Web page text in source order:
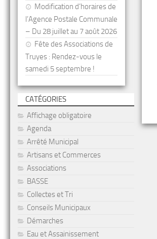
Modification d’horaires de
l’Agence Postale Communale
– Du 28 juillet au 7 août 2026
Fête des Associations de
Truyes : Rendez-vous le
samedi 5 septembre !
CATÉGORIES
Affichage obligatoire
Agenda
Arrêté Municipal
Artisans et Commerces
Associations
BASSE
Collectes et Tri
Conseils Municipaux
Démarches
Eau et Assainissement